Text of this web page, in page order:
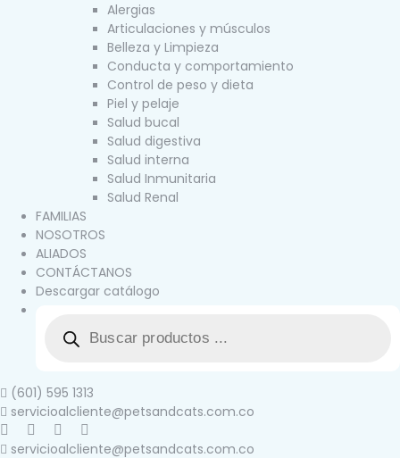
Alergias
Articulaciones y músculos
Belleza y Limpieza
Conducta y comportamiento
Control de peso y dieta
Piel y pelaje
Salud bucal
Salud digestiva
Salud interna
Salud Inmunitaria
Salud Renal
FAMILIAS
NOSOTROS
ALIADOS
CONTÁCTANOS
Descargar catálogo
(601) 595 1313
servicioalcliente@petsandcats.com.co
servicioalcliente@petsandcats.com.co